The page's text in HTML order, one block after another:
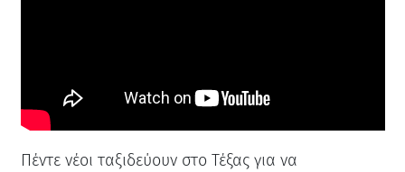
Πέντε νέοι ταξιδεύουν στο Τέξας για να